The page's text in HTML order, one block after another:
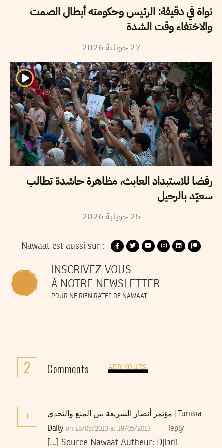
نواة في دقيقة: الرئيس وحكومته أبطال الصمت
والاختفاء وقت الشدة
27 جويلية2026
رفضا للاستبداد العابث، مظاهرة حاشدة تطالب
سعيّد بالرحيل
25 جويلية2026
Nawaat est aussi sur :
INSCRIVEZ-VOUS
À NOTRE NEWSLETTER
POUR NE RIEN RATER DE NAWAAT
2 Comments ADD YOURS
1
مؤتمر أنصار الشريعة بين المنع والتحدي | Tunisia
Daily on 18/05/2013 at 18/05/2013 Reply
[…] Source Nawaat Autheur: Djibril